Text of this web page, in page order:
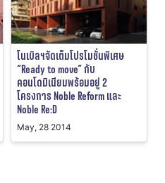
โนเบิลฯจัดเต็มโปรโมชั่นพิเศษ
“Ready to move” กับ
คอนโดมิเนียมพร้อมอยู่ 2
โครงการ Noble Reform และ
Noble Re:D
May, 28 2014